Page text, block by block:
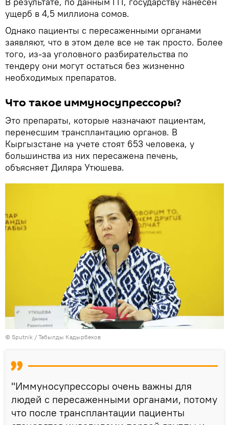
ущерб в 4,5 миллиона сомов.
Однако пациенты с пересаженными органами
заявляют, что в этом деле все не так просто. Более
того, из-за уголовного разбирательства по
тендеру они могут остаться без жизненно
необходимых препаратов.
Что такое иммуносупрессоры?
Это препараты, которые назначают пациентам,
перенесшим трансплантацию органов. В
Кыргызстане на учете стоят 653 человека, у
большинства из них пересажена печень,
объясняет Диляра Утюшева.
© Sputnik / Табылды Кадырбеков
"Иммуносупрессоры очень важны для
людей с пересаженными органами, потому
что после трансплантации пациенты